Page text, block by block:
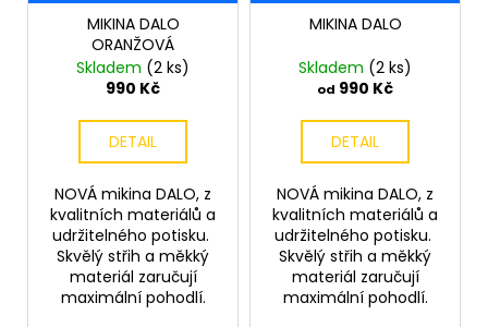
MIKINA DALO
ORANŽOVÁ
Skladem (2 ks)
990 Kč
DETAIL
NOVÁ mikina DALO, z
kvalitních materiálů a
udržitelného potisku.
Skvělý střih a měkký
materiál zaručují
maximální pohodlí.
MIKINA DALO
Skladem (2 ks)
od 990 Kč
DETAIL
NOVÁ mikina DALO, z
kvalitních materiálů a
udržitelného potisku.
Skvělý střih a měkký
materiál zaručují
maximální pohodlí.
MIKINA
DALO
LIMITED
Původně: